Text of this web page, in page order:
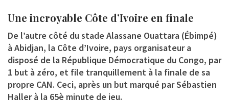
Une incroyable Côte d’Ivoire en finale
De l’autre côté du stade Alassane Ouattara (Ébimpé)
à Abidjan, la Côte d’Ivoire, pays organisateur a
disposé de la République Démocratique du Congo, par
1 but à zéro, et file tranquillement à la finale de sa
propre CAN. Ceci, après un but marqué par Sébastien
Haller à la 65è minute de jeu.